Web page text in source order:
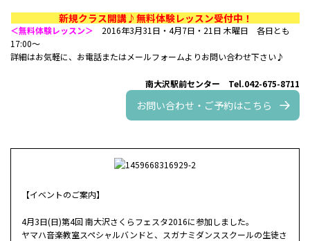
新規クラス開講♪無料体験レッスン受付中！
＜無料体験レッスン＞ 2016年3月31日・4月7日・21日 木曜日 各日とも
17:00～
詳細はお気軽に、お電話またはメールフォームよりお問い合わせ下さい♪
南大沢駅前センター Tel.042-675-8711
お問い合わせ・ご予約はこちら
【イベントのご案内】
4月3日(日)第4回 南大沢さくらフェスタ2016に参加しました。
ヤマハ音楽教室スペシャルバンドと、スガナミダンススクールの生徒さ